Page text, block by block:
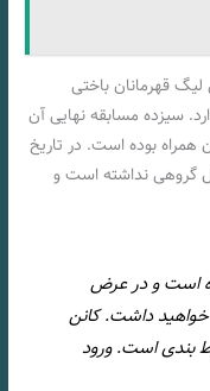
لیگ قهرمانان باختی
در کارنامه دارد. سیزده مسابقه نهایی آن
همراه بوده است. در تاریخ
گروهی نداشته است و
است و در عرض
داشت. کانن
بندی است. ورود